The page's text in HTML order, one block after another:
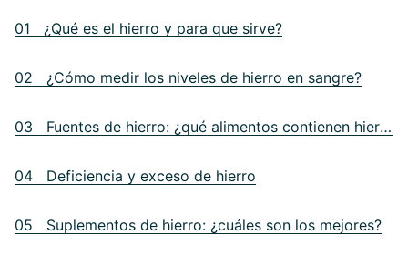
01 ¿Qué es el hierro y para que sirve?
02 ¿Cómo medir los niveles de hierro en sangre?
03 Fuentes de hierro: ¿qué alimentos contienen hierro?
04 Deficiencia y exceso de hierro
05 Suplementos de hierro: ¿cuáles son los mejores?